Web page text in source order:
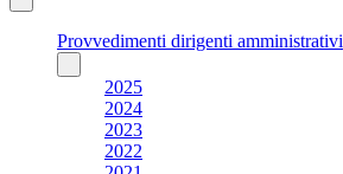
Provvedimenti dirigenti amministrativi
2025
2024
2023
2022